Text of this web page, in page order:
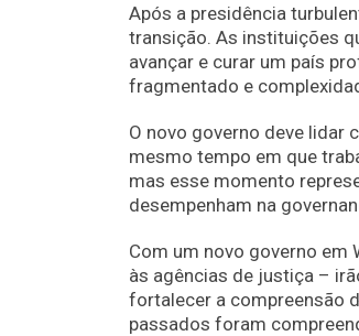
Após a presidência
transição. As instituições
avançar e curar um país
fragmentado e
O novo governo deve lidar
mesmo tempo em que
mas esse momento
desempenham na
Com um novo governo em
às agências de justiça –
fortalecer a compreensão
passados foram